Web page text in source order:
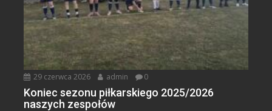
29 czerwca 2026 admin 0
Koniec sezonu piłkarskiego 2025/2026
naszych zespołów